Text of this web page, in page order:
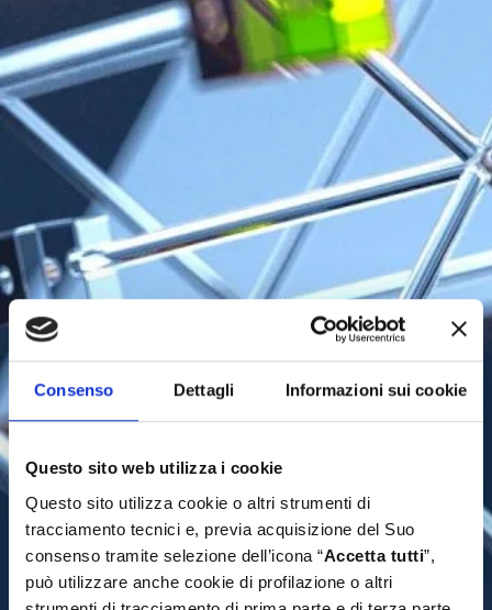
Consenso Dettagli Informazioni sui cookie
Questo sito web utilizza i cookie
Questo sito utilizza cookie o altri strumenti di
tracciamento tecnici e, previa acquisizione del Suo
consenso tramite selezione dell’icona “Accetta tutti”,
può utilizzare anche cookie di profilazione o altri